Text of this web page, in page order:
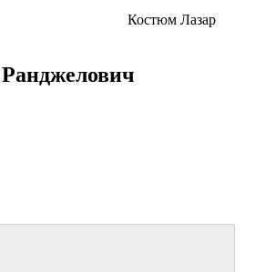
Костюм Лазар